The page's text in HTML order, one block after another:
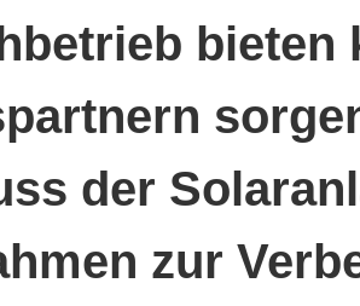
bieten
der
zur